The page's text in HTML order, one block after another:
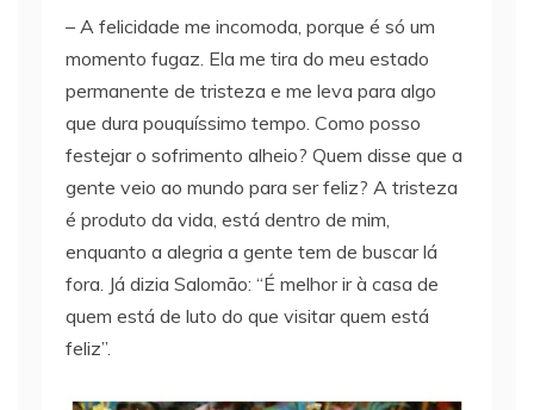
– A felicidade me incomoda, porque é só um
momento fugaz. Ela me tira do meu estado
permanente de tristeza e me leva para algo
que dura pouquíssimo tempo. Como posso
festejar o sofrimento alheio? Quem disse que a
gente veio ao mundo para ser feliz? A tristeza
é produto da vida, está dentro de mim,
enquanto a alegria a gente tem de buscar lá
fora. Já dizia Salomão: “É melhor ir à casa de
quem está de luto do que visitar quem está
feliz”.